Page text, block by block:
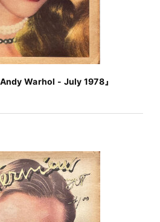
Warhol - July 1978』